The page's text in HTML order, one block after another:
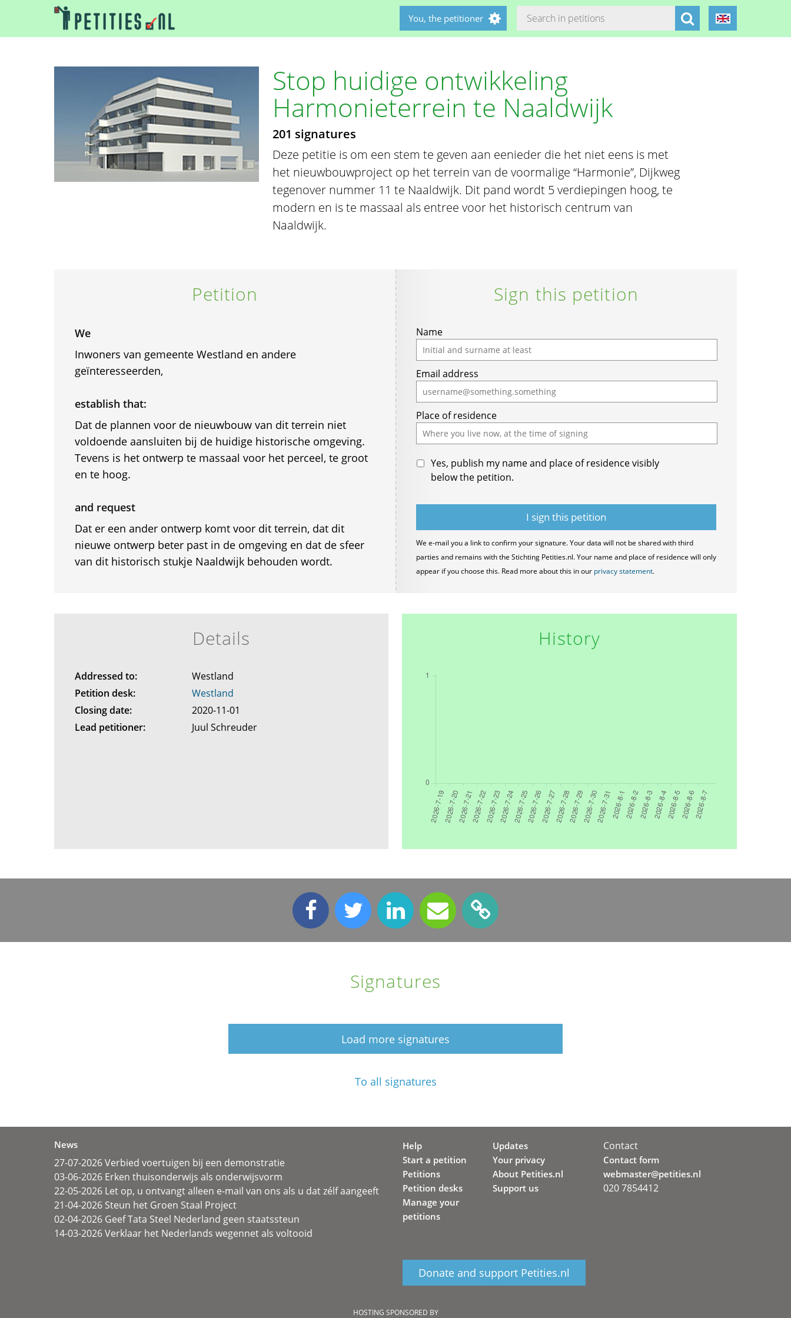
You, the petitioner
Stop huidige ontwikkeling
Harmonieterrein te Naaldwijk
201 signatures
Deze petitie is om een stem te geven aan eenieder die het niet eens is met
het nieuwbouwproject op het terrein van de voormalige “Harmonie”, Dijkweg
tegenover nummer 11 te Naaldwijk. Dit pand wordt 5 verdiepingen hoog, te
modern en is te massaal als entree voor het historisch centrum van
Naaldwijk.
Petition
We
Inwoners van gemeente Westland en andere
geïnteresseerden,
establish that:
Dat de plannen voor de nieuwbouw van dit terrein niet
voldoende aansluiten bij de huidige historische omgeving.
Tevens is het ontwerp te massaal voor het perceel, te groot
en te hoog.
and request
Dat er een ander ontwerp komt voor dit terrein, dat dit
nieuwe ontwerp beter past in de omgeving en dat de sfeer
van dit historisch stukje Naaldwijk behouden wordt.
Sign this petition
Name
Email address
Place of residence
Yes, publish my name and place of residence visibly
below the petition.
We e-mail you a link to confirm your signature. Your data will not be shared with third
parties and remains with the Stichting Petities.nl. Your name and place of residence will only
appear if you choose this. Read more about this in our privacy statement.
Details
Addressed to:
Westland
Petition desk:
Westland
Closing date:
2020-11-01
Lead petitioner:
Juul Schreuder
History
Signatures
Load more signatures
To all signatures
News
27-07-2026 Verbied voertuigen bij een demonstratie
03-06-2026 Erken thuisonderwijs als onderwijsvorm
22-05-2026 Let op, u ontvangt alleen e-mail van ons als u dat zélf aangeeft
21-04-2026 Steun het Groen Staal Project
02-04-2026 Geef Tata Steel Nederland geen staatssteun
14-03-2026 Verklaar het Nederlands wegennet als voltooid
Help
Start a petition
Petitions
Petition desks
Manage your
petitions
Updates
Your privacy
About Petities.nl
Support us
Donate and support Petities.nl
Contact
Contact form
webmaster@petities.nl
020 7854412
HOSTING SPONSORED BY